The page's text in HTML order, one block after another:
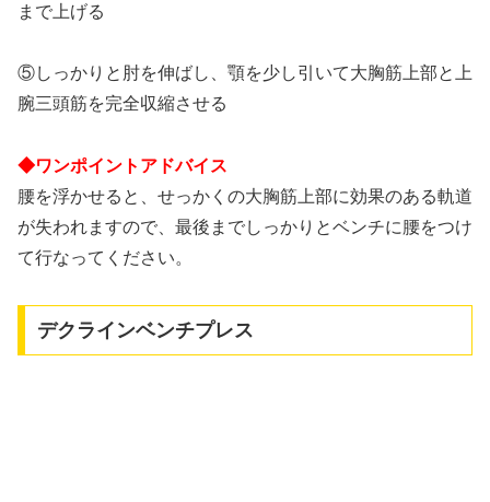
まで上げる
⑤しっかりと肘を伸ばし、顎を少し引いて大胸筋上部と上
腕三頭筋を完全収縮させる
◆ワンポイントアドバイス
腰を浮かせると、せっかくの大胸筋上部に効果のある軌道
が失われますので、最後までしっかりとベンチに腰をつけ
て行なってください。
デクラインベンチプレス